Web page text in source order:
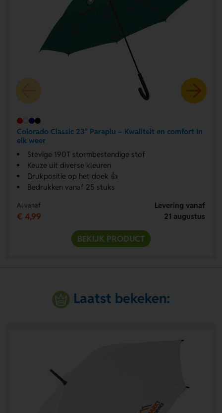
Colorado Classic 23" Paraplu – Kwaliteit en comfort in
elk weer
Stevige 190T stormbestendige stof
Keuze uit diverse kleuren
Drukpositie op het doek 👍
Bedrukken vanaf 25 stuks
Al vanaf
€ 4,99
Levering vanaf
21 augustus
BEKIJK PRODUCT
Laatst bekeken: